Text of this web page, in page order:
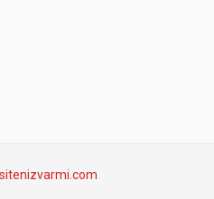
sitenizvarmi.com